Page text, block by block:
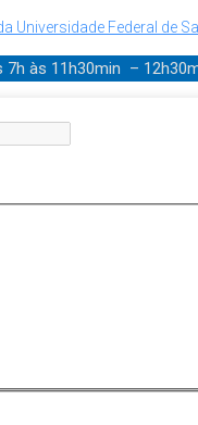
Universidade Federal de
7h às 11h30min –